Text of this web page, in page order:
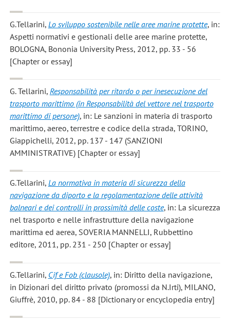
G.Tellarini, Lo sviluppo sostenibile nelle aree marine protette, in:
Aspetti normativi e gestionali delle aree marine protette,
BOLOGNA, Bononia University Press, 2012, pp. 33 - 56
[Chapter or essay]
G. Tellarini, Responsabilità per ritardo o per inesecuzione del
trasporto marittimo (in Responsabilità del vettore nel trasporto
marittimo di persone), in: Le sanzioni in materia di trasporto
marittimo, aereo, terrestre e codice della strada, TORINO,
Giappichelli, 2012, pp. 137 - 147 (SANZIONI
AMMINISTRATIVE) [Chapter or essay]
G.Tellarini, La normativa in materia di sicurezza della
navigazione da diporto e la regolamentazione delle attività
balneari e dei controlli in prossimità delle coste, in: La sicurezza
nel trasporto e nelle infrastrutture della navigazione
marittima ed aerea, SOVERIA MANNELLI, Rubbettino
editore, 2011, pp. 231 - 250 [Chapter or essay]
G.Tellarini, Cif e Fob (clausole), in: Diritto della navigazione,
in Dizionari del diritto privato (promossi da N.Irti), MILANO,
Giuffrè, 2010, pp. 84 - 88 [Dictionary or encyclopedia entry]